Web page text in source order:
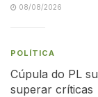
08/08/2026
POLÍTICA
Cúpula do PL
superar críticas